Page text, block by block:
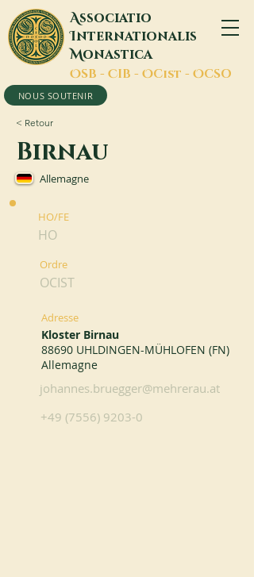
Associatio
Internationalis
Monastica
OSB - CIB - OCist - OCSO
NOUS SOUTENIR
< Retour
Birnau
Allemagne
HO/FE
HO
Ordre
OCIST
Adresse
Kloster Birnau
88690 UHLDINGEN-MÜHLOFEN (FN)
Allemagne
johannes.bruegger@mehrerau.at
+49 (7556) 9203-0